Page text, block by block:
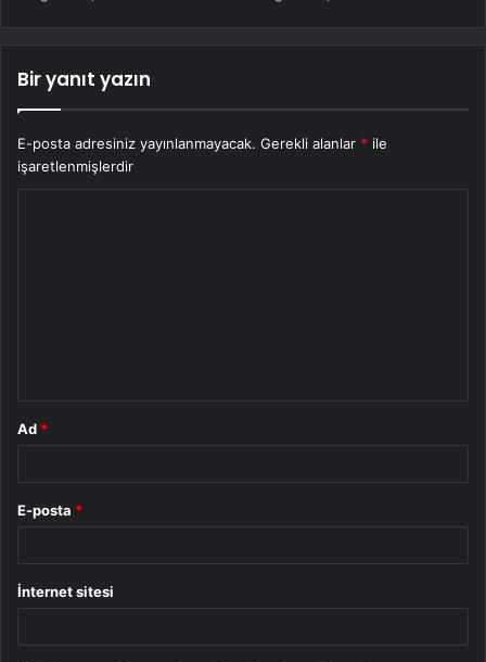
Bir yanıt yazın
E-posta adresiniz yayınlanmayacak. Gerekli alanlar * ile
işaretlenmişlerdir
Ad *
E-posta *
İnternet sitesi